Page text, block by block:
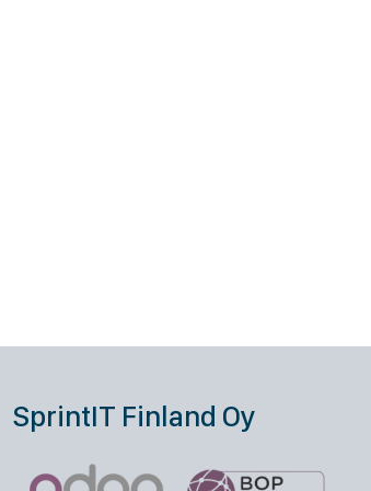
SprintIT Finland Oy